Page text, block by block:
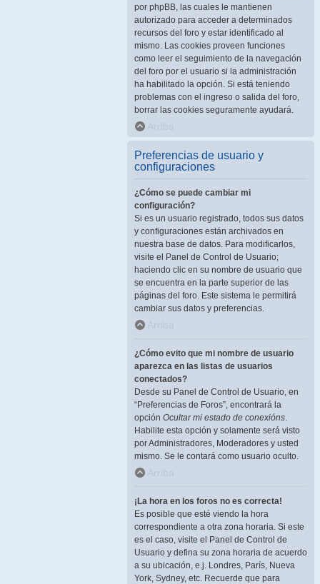
por phpBB, las cuales le mantienen
autorizado para acceder a determinados
recursos del foro y estar identificado al
mismo. Las cookies proveen funciones
como leer el seguimiento de la navegación
del foro por el usuario si la administración
ha habilitado la opción. Si está teniendo
problemas con el ingreso o salida del foro,
borrar las cookies seguramente ayudará.
Arriba
Preferencias de usuario y
configuraciones
¿Cómo se puede cambiar mi
configuración?
Si es un usuario registrado, todos sus datos
y configuraciones están archivados en
nuestra base de datos. Para modificarlos,
visite el Panel de Control de Usuario;
haciendo clic en su nombre de usuario que
se encuentra en la parte superior de las
páginas del foro. Este sistema le permitirá
cambiar sus datos y preferencias.
Arriba
¿Cómo evito que mi nombre de usuario
aparezca en las listas de usuarios
conectados?
Desde su Panel de Control de Usuario, en
“Preferencias de Foros”, encontrará la
opción Ocultar mi estado de conexións.
Habilite esta opción y solamente será visto
por Administradores, Moderadores y usted
mismo. Se le contará como usuario oculto.
Arriba
¡La hora en los foros no es correcta!
Es posible que esté viendo la hora
correspondiente a otra zona horaria. Si este
es el caso, visite el Panel de Control de
Usuario y defina su zona horaria de acuerdo
a su ubicación, e.j. Londres, París, Nueva
York, Sydney, etc. Recuerde que para